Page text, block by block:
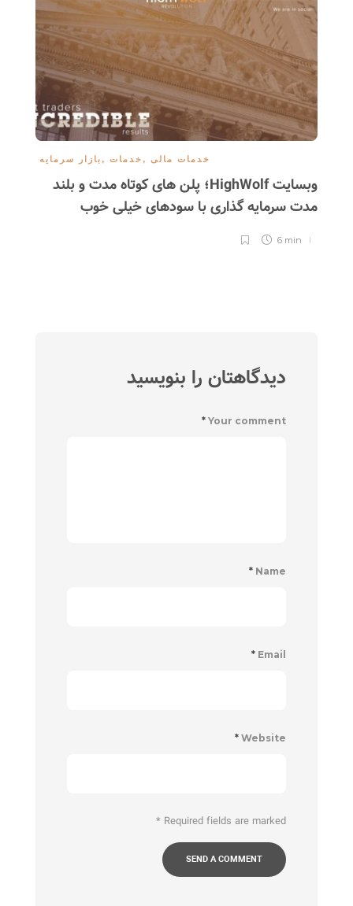
بازار سرمایه , خدمات , خدمات مالی
وبسایت HighWolf؛ پلن های کوتاه مدت و بلند
مدت سرمایه گذاری با سودهای خیلی خوب
6 min
دیدگاهتان را بنویسید
Your comment
*
Name
*
Email
*
Website
*
Required fields are marked
*